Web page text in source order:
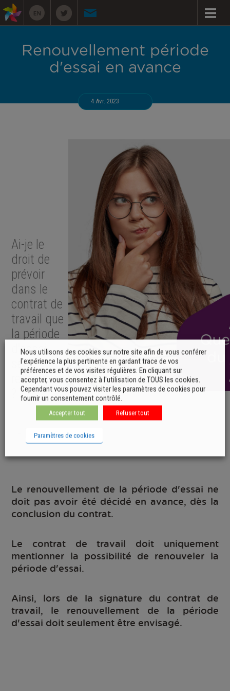
Renouvellement période
d'essai en avance
4 Avr. 2023
Ai-je le
droit de
prévoir
dans le
contrat de
travail que
la période
d'essai
sera
renouvelée
- NON -
Le renouvellement de la période d'essai ne
doit pas avoir été décidé en avance, dès la
conclusion du contrat.
Le contrat de travail doit uniquement
mentionner la possibilité de renouveler la
période d'essai.
Ainsi, lors de la signature du contrat de
travail, le renouvellement de la période
d'essai doit seulement être envisagé.
Nous utilisons des cookies sur notre site afin de vous conférer
l'expérience la plus pertinente en gardant trace de vos
préférences et de vos visites régulières. En cliquant sur
accepter, vous consentez à l'utilisation de TOUS les cookies.
Cependant vous pouvez visiter les paramètres de cookies pour
fournir un consentement contrôlé.
Accepter tout Refuser tout
Paramètres de cookies